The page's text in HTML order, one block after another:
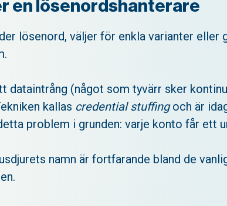
en lösenordshanterare
lösenord, väljer för enkla varianter
dataintrång (något som tyvärr sker
kallas credential stuffingoch är
problem i grunden: varje konto får ett
namn är fortfarande bland de